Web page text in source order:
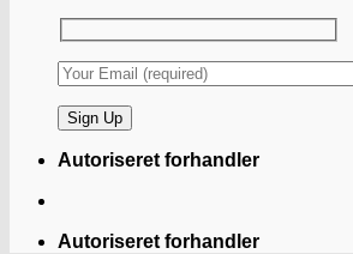
Autoriseret forhandler
Autoriseret forhandler